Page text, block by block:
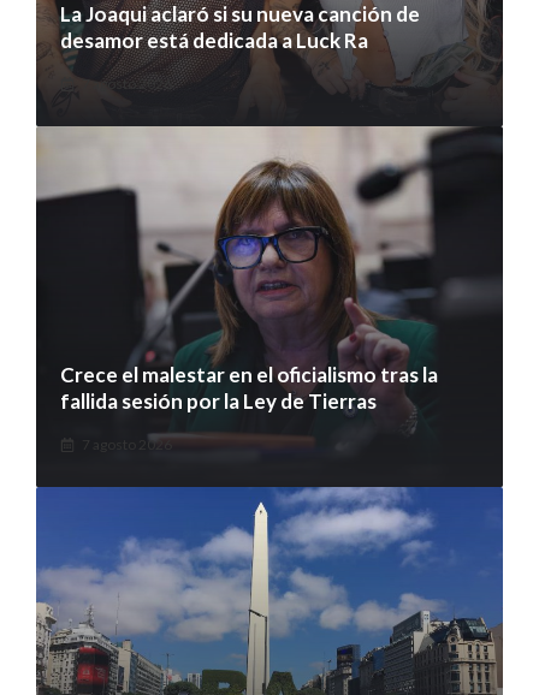
La Joaqui aclaró si su nueva canción de
desamor está dedicada a Luck Ra
7 agosto 2026
Crece el malestar en el oficialismo tras la
fallida sesión por la Ley de Tierras
7 agosto 2026